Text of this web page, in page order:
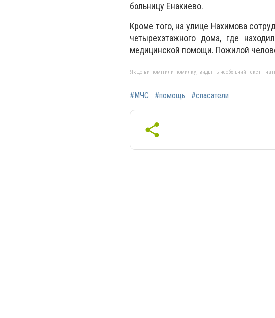
больницу Енакиево.
Кроме того, на улице Нахимова
четырехэтажного дома, где
медицинской помощи. Пожилой
Якщо ви помітили помилку, виділіть необхідний текст і
#МЧС #помощь #спасатели